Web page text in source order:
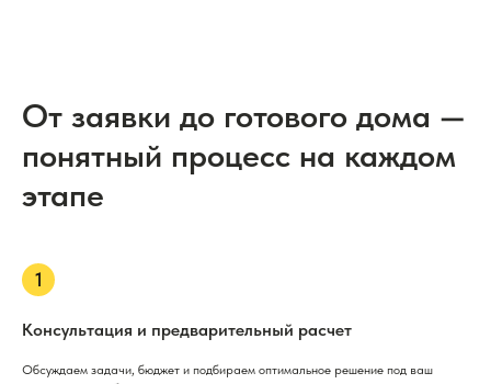
От заявки до готового дома —
понятный процесс на каждом
этапе
Консультация и предварительный расчет
Обсуждаем задачи, бюджет и подбираем оптимальное решение под ваш